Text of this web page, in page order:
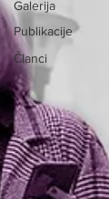
Galerija
Publikacije
Članci